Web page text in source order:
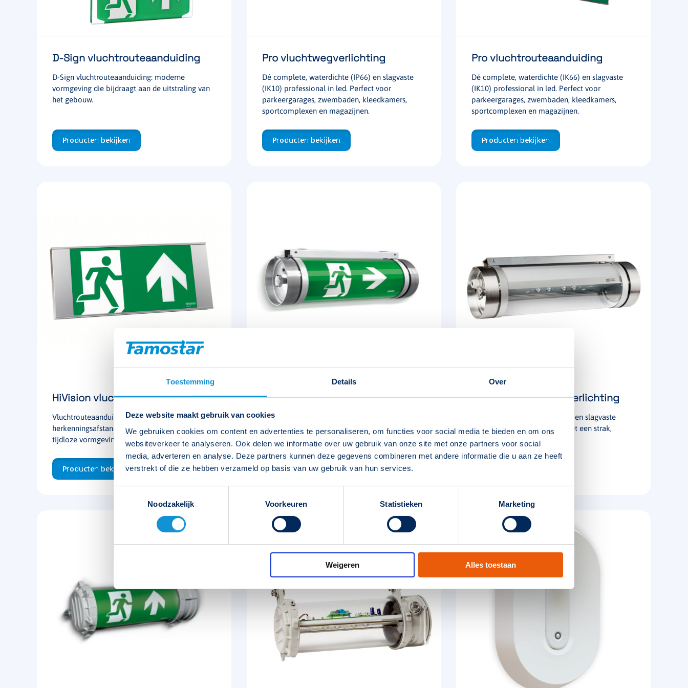
Toestemming Details Over
Deze website maakt gebruik van cookies
We gebruiken cookies om content en advertenties te personaliseren, om functies voor social media te bieden en om ons
websiteverkeer te analyseren. Ook delen we informatie over uw gebruik van onze site met onze partners voor social
media, adverteren en analyse. Deze partners kunnen deze gegevens combineren met andere informatie die u aan ze heeft
verstrekt of die ze hebben verzameld op basis van uw gebruik van hun services.
Noodzakelijk
Voorkeuren Statistieken Marketing
Weigeren Alles toestaan
D-Sign vluchtrouteaanduiding
D-Sign vluchtrouteaanduiding: moderne
vormgeving die bijdraagt aan de uitstraling van
het gebouw.
Producten bekijken
Pro vluchtwegverlichting
Dé complete, waterdichte (IP66) en slagvaste
(IK10) professional in led. Perfect voor
parkeergarages, zwembaden, kleedkamers,
sportcomplexen en magazijnen.
Producten bekijken
Pro vluchtrouteaanduiding
Dé complete, waterdichte (IK66) en slagvaste
(IK10) professional in led. Perfect voor
parkeergarages, zwembaden, kleedkamers,
sportcomplexen en magazijnen.
Producten bekijken
HiVision vluchtrouteaanduiding
Vluchtrouteaanduiding met een grote
herkenningsafstand (tot 50 meter) en een
tijdloze vormgeving.
Producten bekijken
Allround vluchtrouteaanduiding
Veelzijdige, waterdichte (IP68) en slagvaste
(IK10) vluchtrouteaanduiding met een strak,
industrieel en robuust design.
Producten bekijken
Allround vluchtwegverlichting
Veelzijdige, waterdichte (IP68) en slagvaste
(IK10) vluchtwegverlichting met een strak,
industrieel en robuust design.